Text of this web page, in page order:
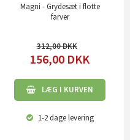
Magni - Grydesæt i flotte
farver
312,00
156,00 DKK
LÆG I KURVEN
1-2 dagelevering